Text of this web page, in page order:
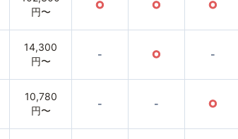
円〜
○ ○ ○
14,300
円〜
- ○ -
10,780
円〜
- - ○